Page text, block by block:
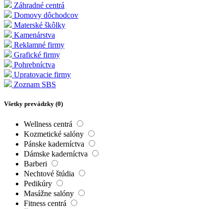
Záhradné centrá
Domovy dôchodcov
Materské škôlky
Kamenárstva
Reklamné firmy
Grafické firmy
Pohrebníctva
Upratovacie firmy
Zoznam SBS
Všetky prevádzky (0)
Wellness centrá
Kozmetické salóny
Pánske kaderníctva
Dámske kaderníctva
Barberi
Nechtové štúdia
Pedikúry
Masážne salóny
Fitness centrá